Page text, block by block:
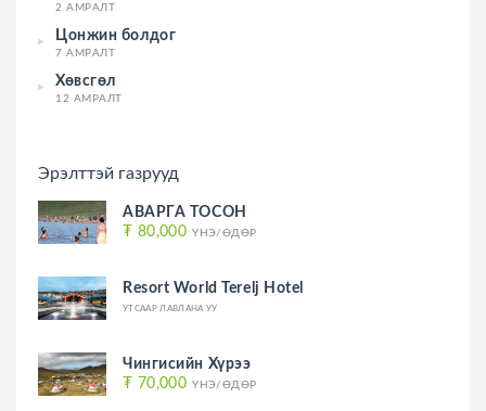
2 АМРАЛТ
Цонжин болдог
7 АМРАЛТ
Хөвсгөл
12 АМРАЛТ
Эрэлттэй газрууд
АВАРГА ТОСОН
₮ 80,000 ҮНЭ/ӨДӨР
Resort World Terelj Hotel
УТСААР ЛАВЛАНА УУ
Чингисийн Хүрээ
₮ 70,000 ҮНЭ/ӨДӨР